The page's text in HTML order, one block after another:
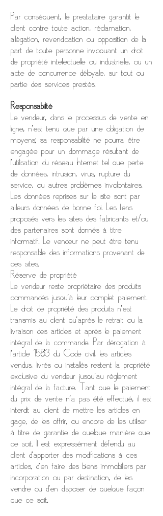
Par conséquent, le prestataire garantit le
client contre toute action, réclamation,
allégation, revendication ou opposition de la
part de toute personne invoquant un droit
de propriété intellectuelle ou industrielle, ou un
acte de concurrence déloyale, sur tout ou
partie des services prestés.
Responsabilité
Le vendeur, dans le processus de vente en
ligne, n’est tenu que par une obligation de
moyens; sa responsabilité ne pourra être
engagée pour un dommage résultant de
l’utilisation du réseau Internet tel que perte
de données, intrusion, virus, rupture du
service, ou autres problèmes involontaires.
Les données reprises sur le site sont par
ailleurs données de bonne foi. Les liens
proposés vers les sites des fabricants et/ou
des partenaires sont donnés à titre
informatif. Le vendeur ne peut être tenu
responsable des informations provenant de
ces sites.
Réserve de propriété
Le vendeur reste propriétaire des produits
commandés jusqu’à leur complet paiement.
Le droit de propriété des produits n'est
transmis au client qu'après le retrait ou la
livraison des articles et après le paiement
intégral de la commande. Par dérogation à
l’article 1583 du Code civil, les articles
vendus, livrés ou installés restent la propriété
exclusive du vendeur jusqu’au règlement
intégral de la facture. Tant que le paiement
du prix de vente n'a pas été effectué, il est
interdit au client de mettre les articles en
gage, de les offrir, ou encore de les utiliser
à titre de garantie de quelque manière que
ce soit. Il est expressément défendu au
client d'apporter des modifications à ces
articles, d'en faire des biens immobiliers par
incorporation ou par destination, de les
vendre ou d'en disposer de quelque façon
que ce soit.